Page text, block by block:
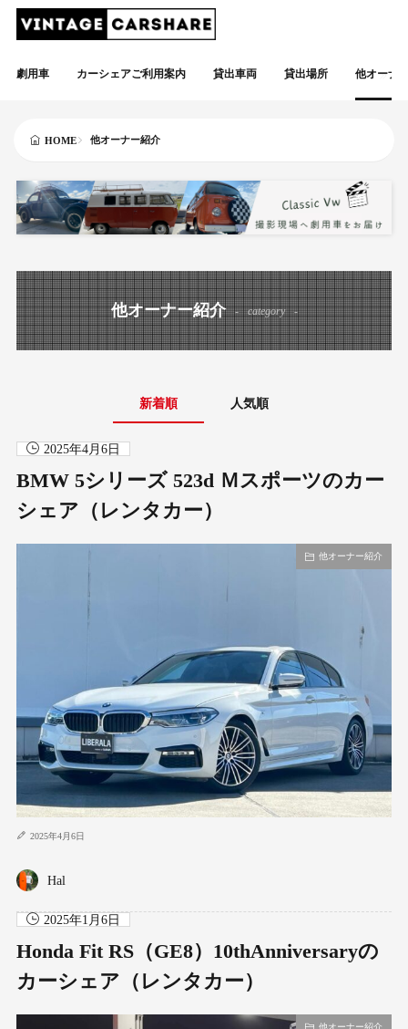
劇用車 カーシェアご利用案内 貸出車両 貸出場所 他オーナ
HOME 他オーナー紹介
他オーナー紹介 category
新着順 人気順
2025年4月6日
BMW 5シリーズ 523d Ｍスポーツのカー
シェア（レンタカー）
他オーナー紹介
2025年4月6日
Hal
2025年1月6日
Honda Fit RS（GE8）10thAnniversaryの
カーシェア（レンタカー）
他オーナー紹介